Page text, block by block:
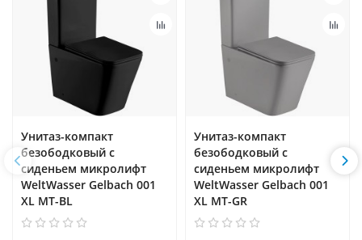
Унитаз-компакт
безободковый с
сиденьем микролифт
WeltWasser Gelbach 001
XL MT-BL
Унитаз-компакт
безободковый с
сиденьем микролифт
WeltWasser Gelbach 001
XL MT-GR